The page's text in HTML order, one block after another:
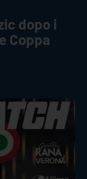
dopo i
Coppa